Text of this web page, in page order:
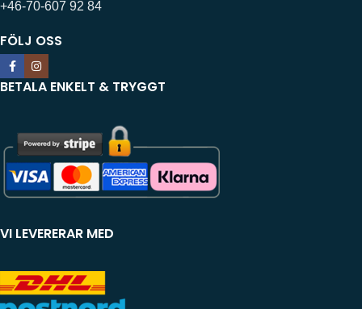
+46-70-607 92 84
FÖLJ OSS
BETALA ENKELT & TRYGGT
VI LEVERERAR MED